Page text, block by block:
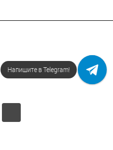
Напишите в Telegram!